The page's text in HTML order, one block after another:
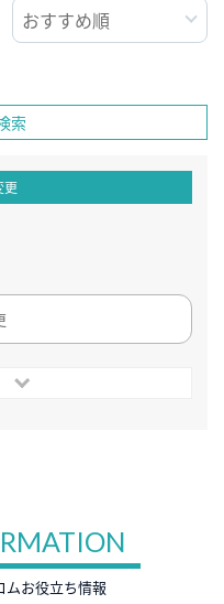
索
更
ムお役立ち情報